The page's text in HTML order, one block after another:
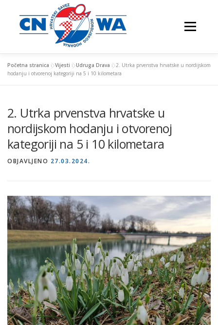
sadržaj
Izbornik
VJEŽBAJTE S NAMA
Početna stranica »Vijesti »Udruga Drava »2. Utrka prvenstva hrvatske u nordijskom
hodanju i otvorenoj kategoriji na 5 i 10 kilometara
2. Utrka prvenstva hrvatske u
nordijskom hodanju i otvorenoj
kategoriji na 5 i 10 kilometara
OBJAVLJENO 27.03.2024.